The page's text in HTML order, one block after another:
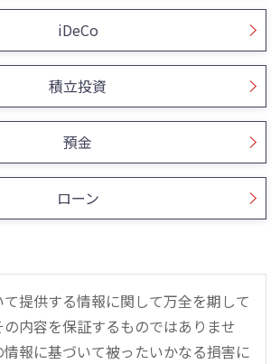
iDeCo
積立投資
預金
ローン
提供する情報に関して万全を期して
内容を保証するものではありませ
報に基づいて被ったいかなる損害に